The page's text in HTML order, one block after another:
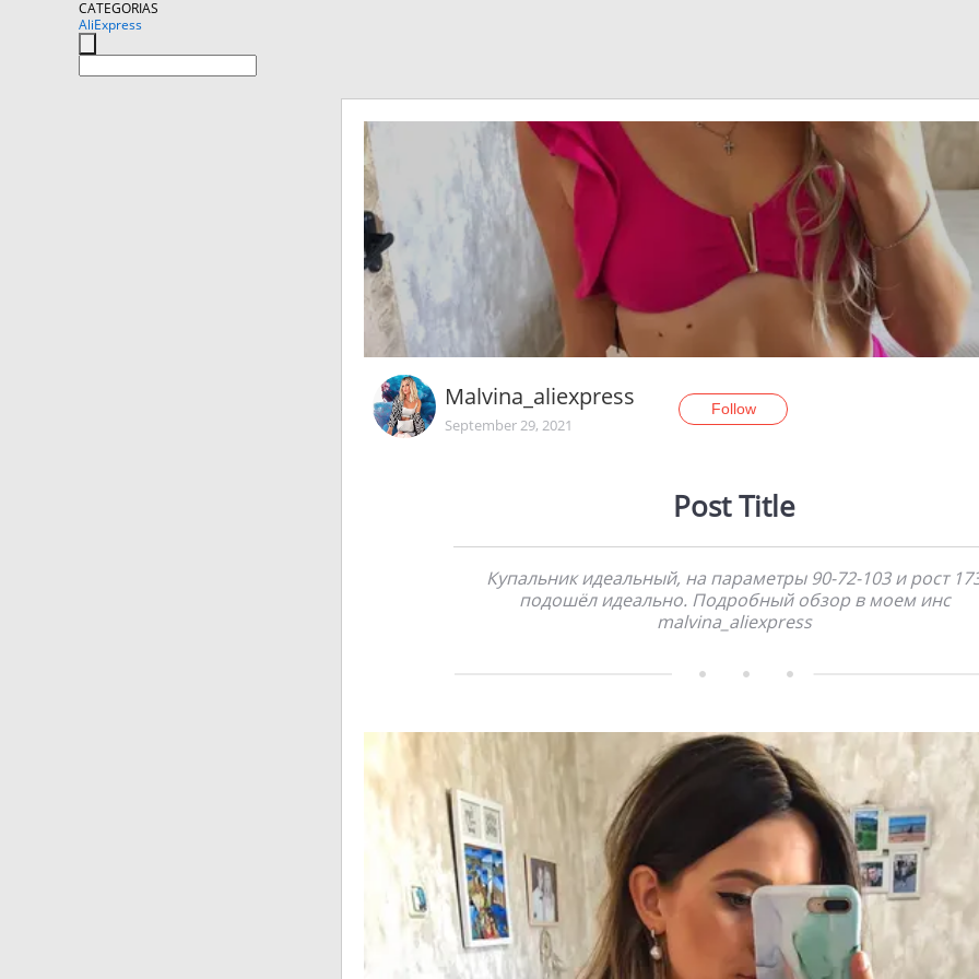
CATEGORIAS
AliExpress
Malvina_aliexpress
September 29, 2021
Follow
Post Title
Купальник идеальный, на параметры 90-72-103 и рост
подошёл идеально. Подробный обзор в моем инс
malvina_aliexpress